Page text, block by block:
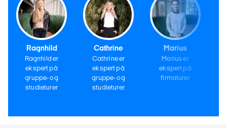
Ragnhild
Ragnhild er
ekspert på
gruppe- og
studieturer
Cathrine
Cathrine er
ekspert på
gruppe- og
studieturer
Marius
Marius er
ekspert på
firmaturer